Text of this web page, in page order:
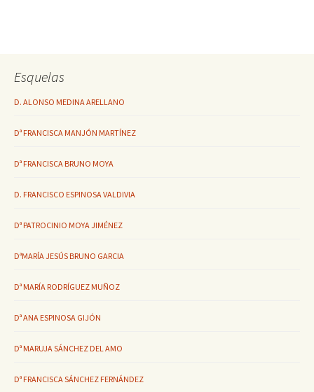
Esquelas
D. ALONSO MEDINA ARELLANO
Dª FRANCISCA MANJÓN MARTÍNEZ
Dª FRANCISCA BRUNO MOYA
D. FRANCISCO ESPINOSA VALDIVIA
Dª PATROCINIO MOYA JIMÉNEZ
DªMARÍA JESÚS BRUNO GARCIA
Dª MARÍA RODRÍGUEZ MUÑOZ
Dª ANA ESPINOSA GIJÓN
Dª MARUJA SÁNCHEZ DEL AMO
Dª FRANCISCA SÁNCHEZ FERNÁNDEZ